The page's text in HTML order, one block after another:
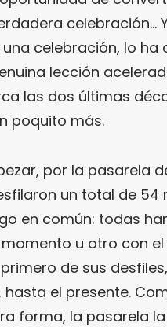
celebración…
celebración, lo ha
lección
las dos últimas
poquito más.
por la pasarela
un total de 54
en común: todas
u otro con
de sus
hasta el presente.
forma, la pasarela